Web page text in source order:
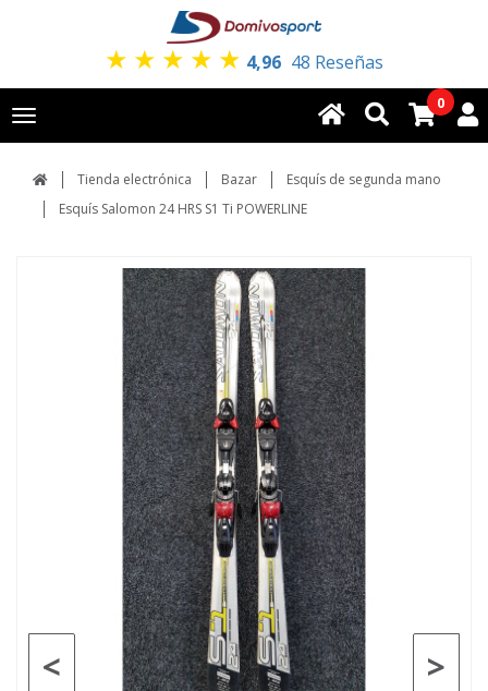
★ ★ ★ ★ ★ 4,96 48 Reseñas
Toggle
navigation
0
Tienda electrónica Bazar
Esquís de segunda mano
Esquís Salomon 24 HRS S1 Ti POWERLINE
>
<